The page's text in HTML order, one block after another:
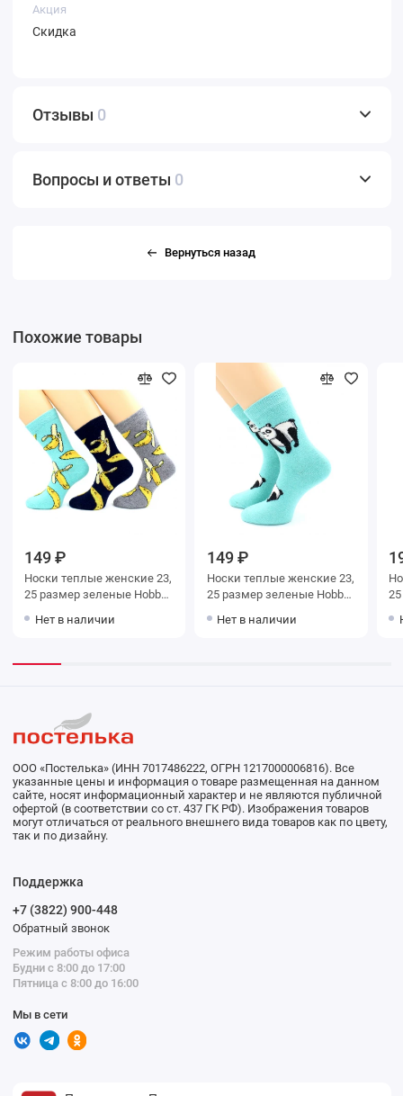
Акция
Скидка
Отзывы 0
Вопросы и ответы 0
Вернуться назад
Похожие товары
149 ₽
Носки теплые женские 23,
25 размер зеленые Hobby
Нет в наличии
149 ₽
Носки теплые женские 23,
25 размер зеленые Hobby
Нет в наличии
25
ООО «Постелька» (ИНН 7017486222, ОГРН 1217000006816). Все
указанные цены и информация о товаре размещенная на данном
сайте, носят информационный характер и не являются публичной
офертой (в соответствии со ст. 437 ГК РФ). Изображения товаров
могут отличаться от реального внешнего вида товаров как по цвету,
так и по дизайну.
Поддержка
+7 (3822) 900-448
Обратный звонок
Режим работы офиса
Будни с 8:00 до 17:00
Пятница с 8:00 до 16:00
Мы в сети